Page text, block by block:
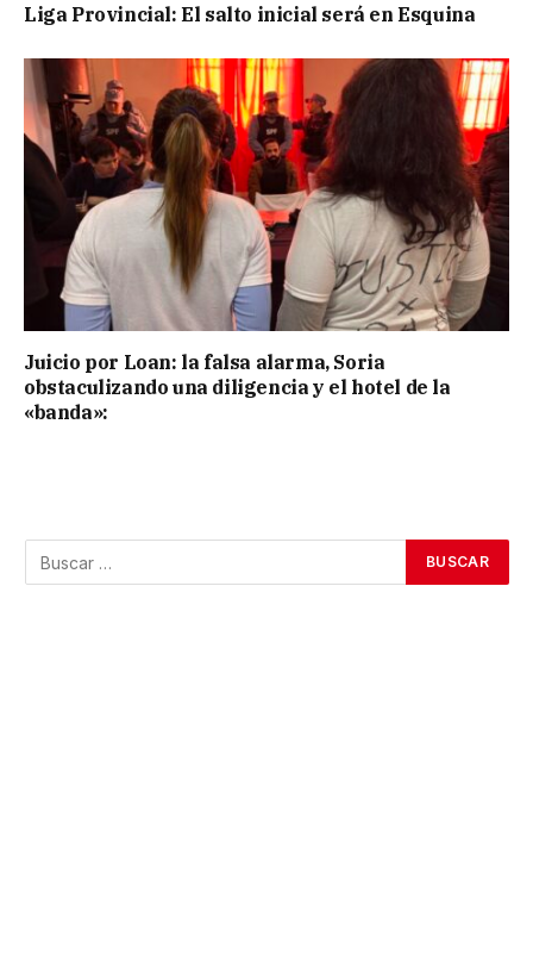
Liga Provincial: El salto inicial será en Esquina
Juicio por Loan: la falsa alarma, Soria
obstaculizando una diligencia y el hotel de la
«banda»: